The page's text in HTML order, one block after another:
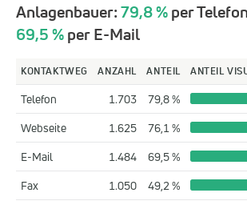
Anlagenbauer:79,8 %per
69,5 %per E-Mail
KONTAKTWEG ANZAHL ANTEIL ANTEIL
Telefon 1.703
79,8 %
Webseite
1.625
76,1 %
E-Mail
1.484
69,5 %
Fax
1.050 49,2 %